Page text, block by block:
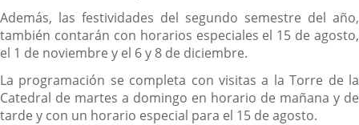
Además, las festividades del segundo semestre del año,
también contarán con horarios especiales el 15 de agosto,
el 1 de noviembre y el 6 y 8 de diciembre.
La programación se completa con visitas a la Torre de la
Catedral de martes a domingo en horario de mañana y de
tarde y con un horario especial para el 15 de agosto.